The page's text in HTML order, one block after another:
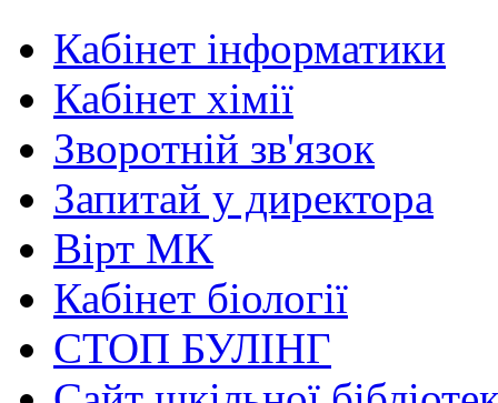
Кабінет інформатики
Кабінет хімії
Зворотній зв'язок
Запитай у директора
Вірт МК
Кабінет біології
СТОП БУЛІНГ